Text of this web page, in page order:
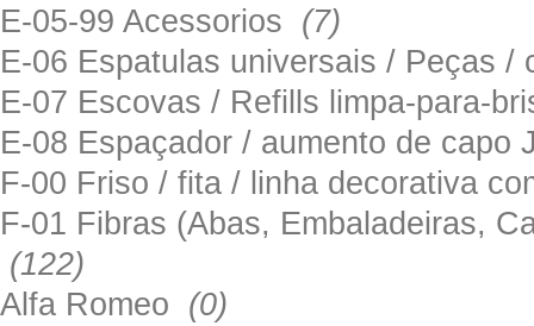
E-05-99 Acessorios (7)
E-06 Espatulas universais / Peças
E-07 Escovas / Refills limpa-para-
E-08 Espaçador / aumento de
F-00 Friso / fita / linha decorativa
F-01 Fibras (Abas, Embaladeiras,
(122)
Alfa Romeo (0)